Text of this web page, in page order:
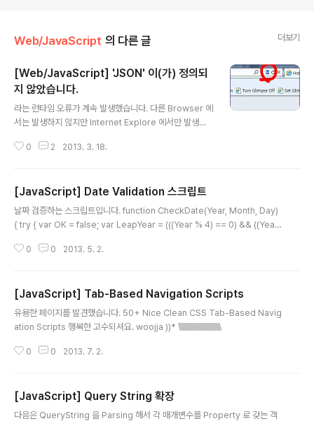
Web/JavaScript 의 다른 글 더보기
[Web/JavaScript] 'JSON' 이(가) 정의되
지 않았습니다.
라는 런타임 오류가 계속 발생했습니다. 다른 Browser 에
서는 발생하지 않지만 Internet Explore 에서만 발생합
age 에 다음 구문을 추가하십시요.
0 2 2013. 3. 18.
[JavaScript] Date Validation 스크립트
날짜 검증하는 스크립트입니다. function CheckDate(Year, Month, Day)
{ try { var OK = false; var LeapYear = (((Year % 4) == 0) && ((Year
r ? Day
0 0 2013. 5. 2.
[JavaScript] Tab-Based Navigation Scripts
유용한 페이지를 발견했습니다. 50+ Nice Clean CSS Tab-Based Navig
ation Scripts 행복한 고수되셔요. woojja ))* \\\\\\\\\\\\\\\\\\\\\\\\\\\\\\
0 0 2013. 7. 2.
[JavaScript] Query String 확장
다음은 QueryString 을 Parsing 해서 각 매개변수를 Property 로 갖는 객